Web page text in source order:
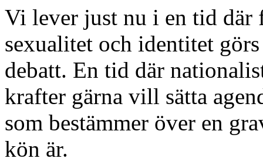
Vi lever just nu i en tid där
sexualitet och identitet
debatt. En tid där
krafter gärna vill sätta
som bestämmer över en
kön är.